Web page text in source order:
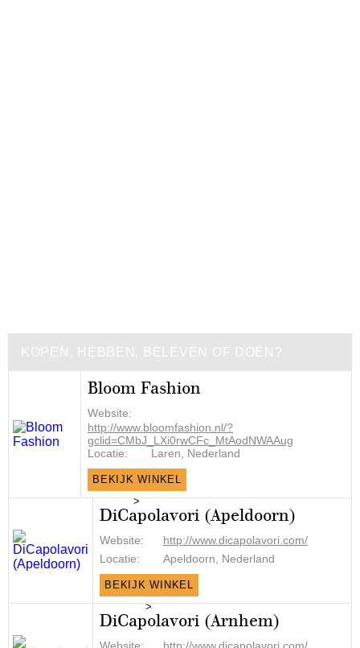
KOPEN, HEBBEN, BELEVEN OF DOEN?
Bloom Fashion
Website:
http://www.bloomfashion.nl/?
gclid=CMbJ_LXi0rwCFc_MtAodNWAAug
Locatie:
Laren, Nederland
BEKIJK WINKEL
>
DiCapolavori (Apeldoorn)
Website:
http://www.dicapolavori.com/
Locatie:
Apeldoorn, Nederland
BEKIJK WINKEL
>
DiCapolavori (Arnhem)